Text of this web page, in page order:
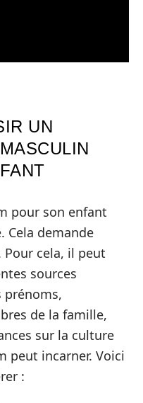
UN
pour son enfant
Cela demande
cela, il peut
sources
prénoms,
de la famille,
sur la culture
peut incarner. Voici
: